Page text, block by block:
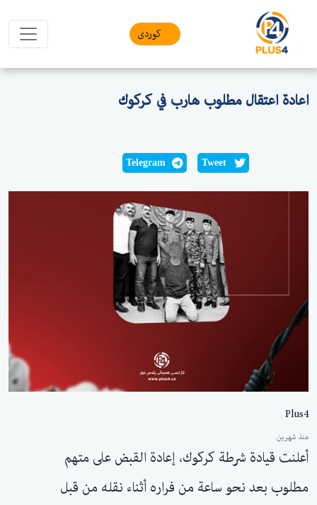
کوردی
اعادة اعتقال مطلوب هارب في كركوك
Tweet
Telegram
Plus4
منذ شهرين
أعلنت قيادة شرطة كركوك، إعادة القبض على متهم
مطلوب بعد نحو ساعة من فراره أثناء نقله من قبل